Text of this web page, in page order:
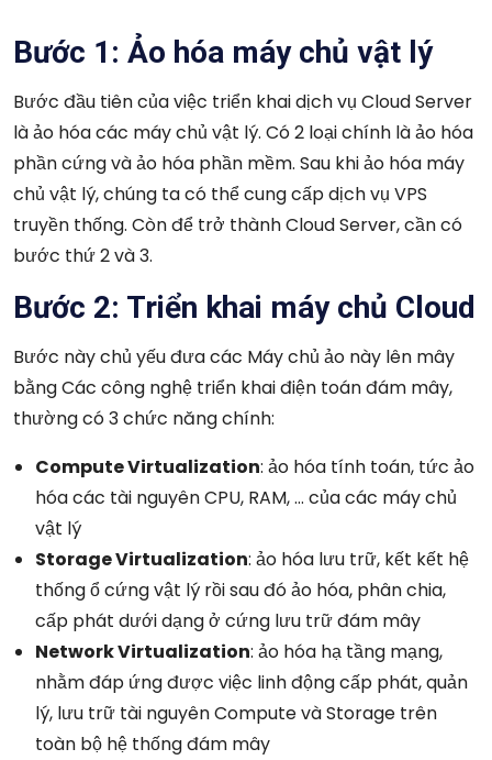
Bước 1: Ảo hóa máy chủ vật lý
Bước đầu tiên của việc triển khaidịch vụ Cloud Server
là ảo hóa các máy chủ vật lý. Có 2 loại chính là ảo hóa
phần cứng và ảo hóa phần mềm. Sau khi ảo hóa máy
chủ vật lý, chúng ta có thể cung cấp dịch vụ VPS
truyền thống. Còn để trở thành Cloud Server, cần có
bước thứ 2 và 3.
Bước 2: Triển khai máy chủ Cloud
Bước này chủ yếu đưa các Máy chủ ảo này lên mây
bằng Các công nghệ triển khai điện toán đám mây,
thường có 3 chức năng chính:
Compute Virtualization: ảo hóa tính toán, tức ảo
hóa các tài nguyên CPU, RAM, … của các máy chủ
vật lý
Storage Virtualization: ảo hóa lưu trữ, kết kết hệ
thống ổ cứng vật lý rồi sau đó ảo hóa, phân chia,
cấp phát dưới dạng ở cứng lưu trữ đám mây
Network Virtualization: ảo hóa hạ tầng mạng,
nhằm đáp ứng được việc linh động cấp phát, quản
lý, lưu trữ tài nguyên Compute và Storage trên
toàn bộ hệ thống đám mây